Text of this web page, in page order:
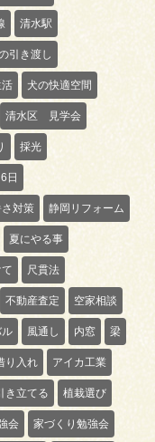
清水駅
引き渡し
活 犬の快適空間
清水区 見学会
採光
日
対策 静岡リフォーム
夏にやる事
尺貫法
不動産査定 空家相談
風通し 内窓 梁
り入れ アイカ工業
き立てる 植栽選び
会 家づくり勉強会